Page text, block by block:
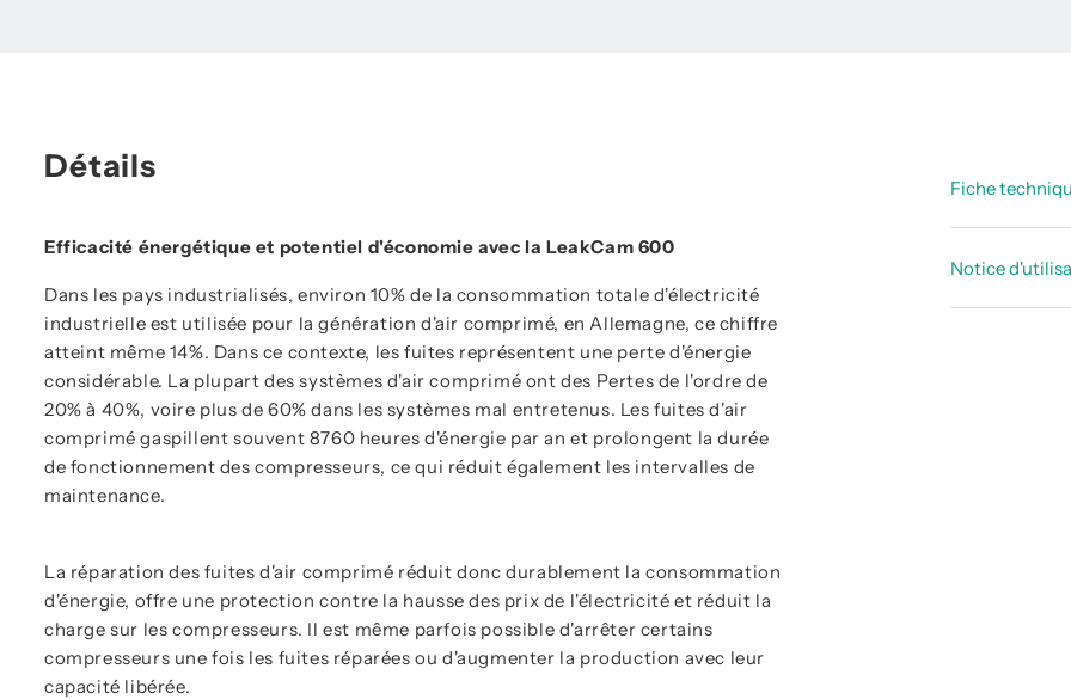
Détails
Efficacité énergétique et potentiel d'économie avec la LeakCam 600
Dans les pays industrialisés, environ 10% de la consommation totale d'électricité
industrielle est utilisée pour la génération d'air comprimé, en Allemagne, ce chiffre
atteint même 14%. Dans ce contexte, les fuites représentent une perte d'énergie
considérable. La plupart des systèmes d'air comprimé ont des Pertes de l'ordre de
20% à 40%, voire plus de 60% dans les systèmes mal entretenus. Les fuites d'air
comprimé gaspillent souvent 8760 heures d'énergie par an et prolongent la durée
de fonctionnement des compresseurs, ce qui réduit également les intervalles de
maintenance.
La réparation des fuites d'air comprimé réduit donc durablement la consommation
d'énergie, offre une protection contre la hausse des prix de l'électricité et réduit la
charge sur les compresseurs. Il est même parfois possible d'arrêter certains
compresseurs une fois les fuites réparées ou d'augmenter la production avec leur
capacité libérée.
Fiche
Notice